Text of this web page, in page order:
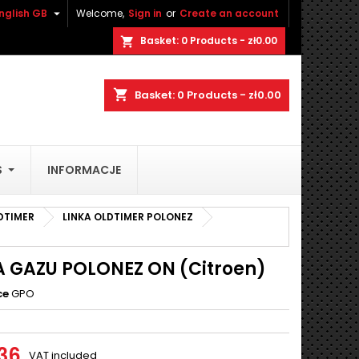
Welcome, Sign in or Create an account
GB 
shopping_cart Basket: 0 Products - zł0.00
shopping_cart Basket: 0 Products - zł0.00
INFORMACJE
LINKA OLDTIMER POLONEZ
GAZU POLONEZ ON (Citroen)
GPO
VAT included